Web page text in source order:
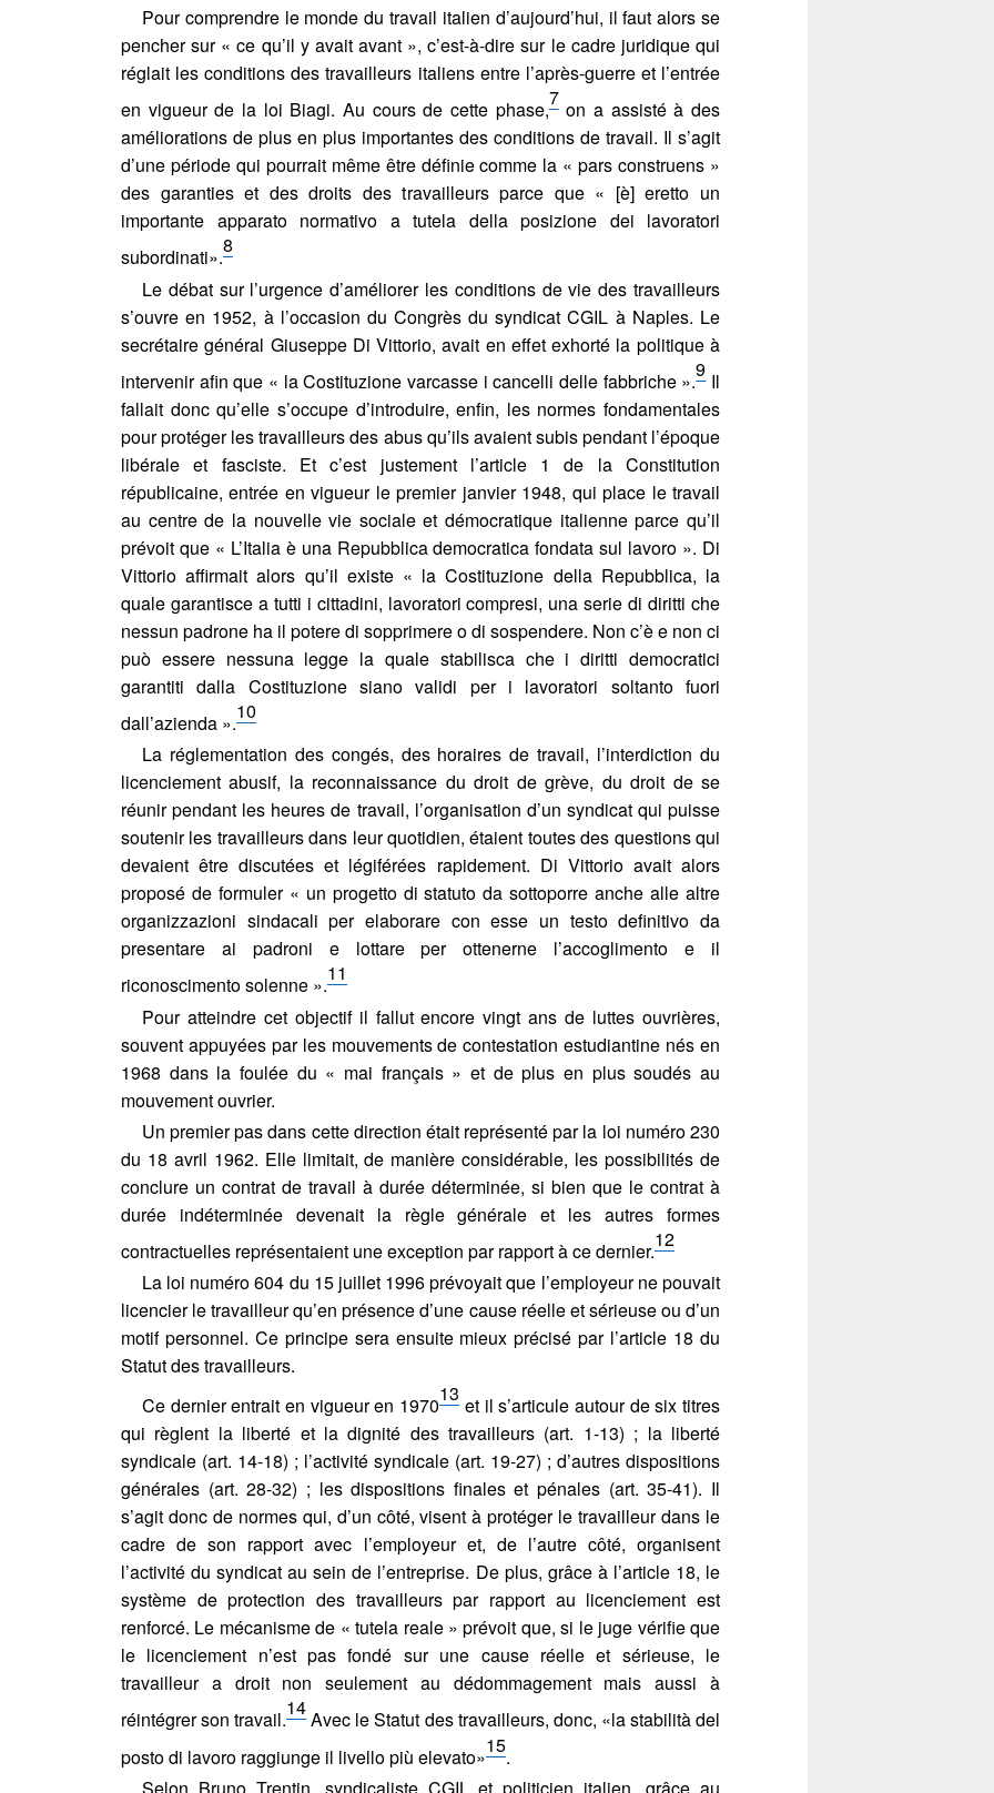
Pour comprendre le monde du travail italien d’aujourd’hui, il faut alors se
pencher sur « ce qu’il y avait avant », c’est-à-dire sur le cadre juridique qui
réglait les conditions des travailleurs italiens entre l’après-guerre et l’entrée
en vigueur de la loi Biagi. Au cours de cette phase,7on a assisté à des
améliorations de plus en plus importantes des conditions de travail. Il s’agit
d’une période qui pourrait même être définie comme la « pars construens »
des garanties et des droits des travailleurs parce que « [è] eretto un
importante apparato normativo a tutela della posizione dei lavoratori
subordinati».8
Le débat sur l’urgence d’améliorer les conditions de vie des travailleurs
s’ouvre en 1952, à l’occasion du Congrès du syndicat CGIL à Naples. Le
secrétaire général Giuseppe Di Vittorio, avait en effet exhorté la politique à
intervenir afin que « la Costituzione varcasse i cancelli delle fabbriche ».9Il
fallait donc qu’elle s’occupe d’introduire, enfin, les normes fondamentales
pour protéger les travailleurs des abus qu’ils avaient subis pendant l’époque
libérale et fasciste. Et c’est justement l’article 1 de la Constitution
républicaine, entrée en vigueur le premier janvier 1948, qui place le travail
au centre de la nouvelle vie sociale et démocratique italienne parce qu’il
prévoit que « L’Italia è una Repubblica democratica fondata sul lavoro ». Di
Vittorio affirmait alors qu’il existe « la Costituzione della Repubblica, la
quale garantisce a tutti i cittadini, lavoratori compresi, una serie di diritti che
nessun padrone ha il potere di sopprimere o di sospendere. Non c’è e non ci
può essere nessuna legge la quale stabilisca che i diritti democratici
garantiti dalla Costituzione siano validi per i lavoratori soltanto fuori
dall’azienda ».10
La réglementation des congés, des horaires de travail, l’interdiction du
licenciement abusif, la reconnaissance du droit de grève, du droit de se
réunir pendant les heures de travail, l’organisation d’un syndicat qui puisse
soutenir les travailleurs dans leur quotidien, étaient toutes des questions qui
devaient être discutées et légiférées rapidement. Di Vittorio avait alors
proposé de formuler « un progetto di statuto da sottoporre anche alle altre
organizzazioni sindacali per elaborare con esse un testo definitivo da
presentare ai padroni e lottare per ottenerne l’accoglimento e il
riconoscimento solenne ».11
Pour atteindre cet objectif il fallut encore vingt ans de luttes ouvrières,
souvent appuyées par les mouvements de contestation estudiantine nés en
1968 dans la foulée du « mai français » et de plus en plus soudés au
mouvement ouvrier.
Un premier pas dans cette direction était représenté par la loi numéro 230
du 18 avril 1962. Elle limitait, de manière considérable, les possibilités de
conclure un contrat de travail à durée déterminée, si bien que le contrat à
durée indéterminée devenait la règle générale et les autres formes
contractuelles représentaient une exception par rapport à ce dernier.12
La loi numéro 604 du 15 juillet 1996 prévoyait que l’employeur ne pouvait
licencier le travailleur qu’en présence d’une cause réelle et sérieuse ou d’un
motif personnel. Ce principe sera ensuite mieux précisé par l’article 18 du
Statut des travailleurs.
Ce dernier entrait en vigueur en 197013et il s’articule autour de six titres
qui règlent la liberté et la dignité des travailleurs (art. 1-13) ; la liberté
syndicale (art. 14-18) ; l’activité syndicale (art. 19-27) ; d’autres dispositions
générales (art. 28-32) ; les dispositions finales et pénales (art. 35-41). Il
s’agit donc de normes qui, d’un côté, visent à protéger le travailleur dans le
cadre de son rapport avec l’employeur et, de l’autre côté, organisent
l’activité du syndicat au sein de l’entreprise. De plus, grâce à l’article 18, le
système de protection des travailleurs par rapport au licenciement est
renforcé. Le mécanisme de « tutela reale » prévoit que, si le juge vérifie que
le licenciement n’est pas fondé sur une cause réelle et sérieuse, le
travailleur a droit non seulement au dédommagement mais aussi à
réintégrer son travail.14Avec le Statut des travailleurs, donc, «la stabilità del
posto di lavoro raggiunge il livello più elevato»15.
Fermer
» des contrats.Notos, (4).https://doi.org/10.34745/numerev_086
dans votre presse-papier
de l'adresse e-mail